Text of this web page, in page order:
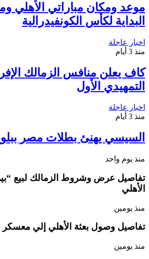
موعد ومكان مباراتي الأهلي
البداية لكأس الكونفيدرالية
اخبار عاجلة
منذ 3 أيام
كاف يعلن منافس الزمالك
التمهيدي الأول
اخبار عاجلة
منذ 3 أيام
السيسي يهنئ بطلات مصر
منذ يوم واحد
تفاصيل عرض وشروط الزمالك لبيع
الأهلي
منذ يومين
تفاصيل وصول بعثة الأهلي إلي معسكر
منذ يومين